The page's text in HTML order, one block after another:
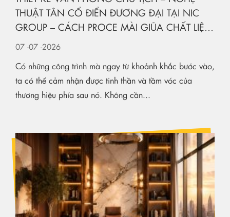
THUẬT TÂN CỔ ĐIỂN ĐƯƠNG ĐẠI TẠI NIC
GROUP – CÁCH PROCE MÀI GIŨA CHẤT LIỆU
KIẾN TẠO KHÔNG GIAN HẠNG SANG
07 -07 -2026
Có những công trình mà ngay từ khoảnh khắc bước vào,
ta có thể cảm nhận được tinh thần và tầm vóc của
thương hiệu phía sau nó. Không cần...